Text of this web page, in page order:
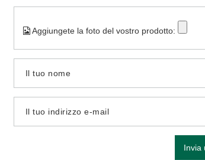
Aggiungete la foto del vostro prodotto:
Il tuo nome
Il tuo indirizzo e-mail
Invia